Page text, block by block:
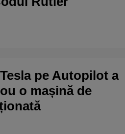
pe Autopilot a
o mașină de